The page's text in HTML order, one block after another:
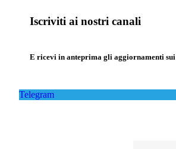
Iscriviti ai nostri canali
E ricevi in anteprima gli aggiornamenti
Telegram